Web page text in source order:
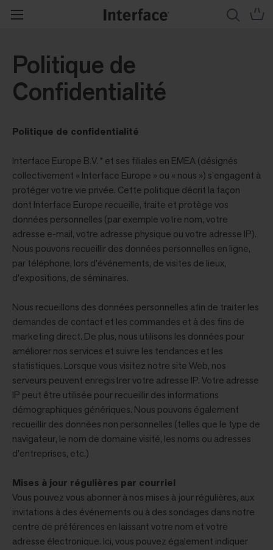
Politique de
Confidentialité
Politique de confidentialité
Interface Europe B.V. * et ses filiales en EMEA (désignés
collectivement « Interface Europe » ou « nous ») s'engagent à
protéger votre vie privée. Cette politique décrit la façon
dont Interface Europe recueille, traite et protège vos
données personnelles (par exemple votre nom, votre
adresse e-mail, votre adresse physique ou votre adresse IP).
Nous pouvons recueillir des données personnelles en ligne,
par téléphone, lors d'événements, de visites de lieux,
d'expositions, de séminaires.
Nous recueillons des données personnelles afin de traiter les
demandes de contact et les commandes et à des fins de
marketing direct. De plus, nous utilisons les données pour
améliorer nos services et suivre les tendances et les
statistiques. Lorsque vous visitez notre site Web, nos
serveurs peuvent enregistrer votre adresse IP. Votre adresse
IP peut être utilisée pour recueillir des informations
démographiques génériques. Nous pouvons également
recueillir des données non personnelles (telles que le type de
navigateur, le nom de domaine visité, les noms ou adresses
d'entreprises, etc.)
Mises à jour régulières par courriel
Vous pouvez vous abonner à nos mises à jour régulières, aux
invitations à des événements ou à des sondages dans notre
centre de préférences en laissant votre nom et votre
adresse électronique. Ici, vous pouvez également indiquer